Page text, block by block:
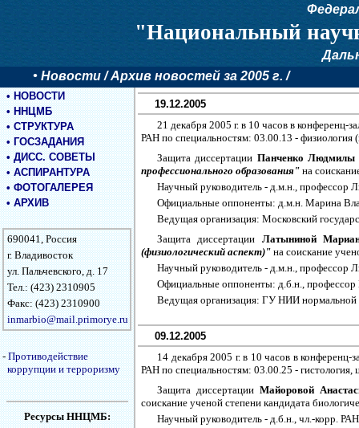
"Национальный
• Новости / Архив новостей за 2005 г. /
•НОВОСТИ
•ННЦМБ
•СТРУКТУРА
•ГОСЗАДАНИЯ
•ДИСС. СОВЕТЫ
•АСПИРАНТУРА
•ФОТОГАЛЕРЕЯ
•АРХИВ
690041, Россия
г. Владивосток
ул. Пальчевского, д. 17
Тел.: (423) 2310905
Факс: (423) 2310900
inmarbio@mail.primorye.ru
-Противодействие
коррупции и терроризму
Ресурсы ННЦМБ:
19.12.2005
21 декабря 2005 г. в 10 часов в
РАН по специальностям: 03.00.13 - физиология
Защита диссертации Панченко
профессионального образования" на
Научный руководитель - д.м.н., профессор
Официальные оппоненты: д.м.н. Марина
Ведущая организация: Московский
Защита диссертации Латыниной
(физиологический аспект)" на соискание
Научный руководитель - д.м.н., профессор
Официальные оппоненты: д.б.н.,
Ведущая организация: ГУ НИИ
09.12.2005
14 декабря 2005 г. в 10 часов в
РАН по специальностям: 03.00.25 - гистология,
Защита диссертацииМайоровой
соискание ученой степени кандидата
Научный руководитель - д.б.н., чл.-корр.